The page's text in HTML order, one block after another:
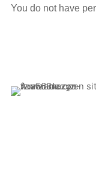
You do not have